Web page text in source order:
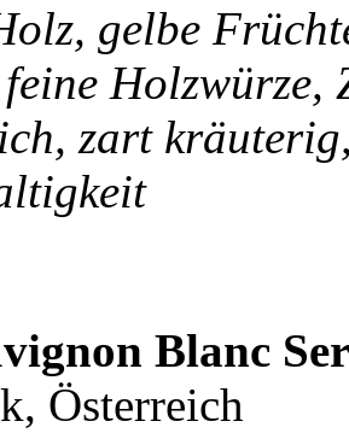
gelbe
feine Holzwürze,
zart
Blanc
Österreich